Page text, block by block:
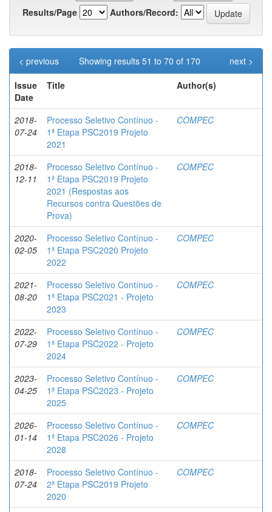
Results/Page
Authors/Record:
Showing results 51 to 70 of 170
< previous
next >
Issue
Date
Title Author(s)
2018-
07-24
Processo Seletivo Contínuo -
1ª Etapa PSC2019 Projeto
2021
COMPEC
2018-
12-11
Processo Seletivo Contínuo -
1ª Etapa PSC2019 Projeto
2021 (Respostas aos
Recursos contra Questões de
Prova)
COMPEC
2020-
02-05
Processo Seletivo Contínuo -
1ª Etapa PSC2020 Projeto
2022
COMPEC
2021-
08-20
Processo Seletivo Contínuo -
1ª Etapa PSC2021 - Projeto
2023
COMPEC
2022-
07-29
Processo Seletivo Contínuo -
1ª Etapa PSC2022 - Projeto
2024
COMPEC
2023-
04-25
Processo Seletivo Contínuo -
1ª Etapa PSC2023 - Projeto
2025
COMPEC
2026-
01-14
Processo Seletivo Contínuo -
1ª Etapa PSC2026 - Projeto
2028
COMPEC
2018-
07-24
Processo Seletivo Contínuo -
2ª Etapa PSC2019 Projeto
2020
COMPEC